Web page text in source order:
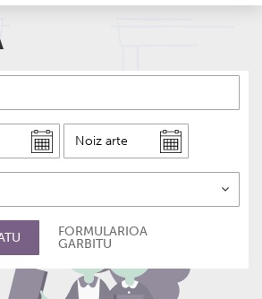
ARTE
FORMULARIOA
GARBITU